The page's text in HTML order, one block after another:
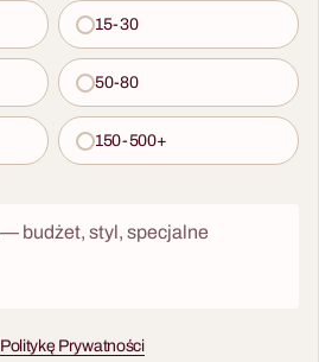
15-30
50-80
150-500+
Politykę Prywatności